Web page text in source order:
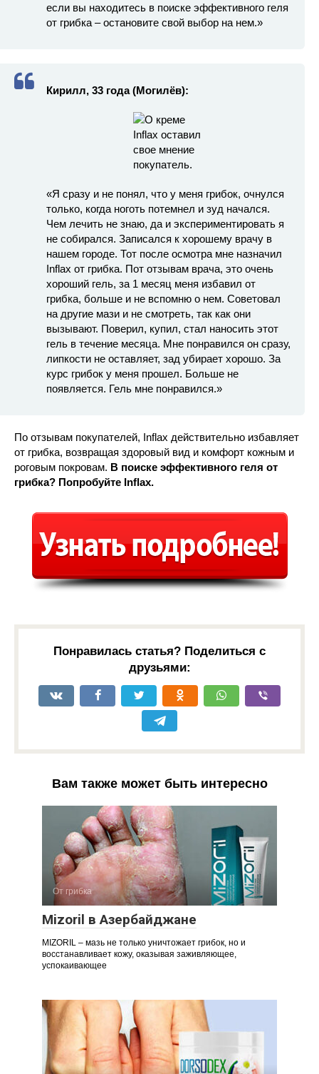
если вы находитесь в поиске эффективного геля
от грибка – остановите свой выбор на нем.»
Кирилл, 33 года (Могилёв):
«Я сразу и не понял, что у меня грибок, очнулся
только, когда ноготь потемнел и зуд начался.
Чем лечить не знаю, да и экспериментировать я
не собирался. Записался к хорошему врачу в
нашем городе. Тот после осмотра мне назначил
Inflax от грибка. Пот отзывам врача, это очень
хороший гель, за 1 месяц меня избавил от
грибка, больше и не вспомню о нем. Советовал
на другие мази и не смотреть, так как они
вызывают. Поверил, купил, стал наносить этот
гель в течение месяца. Мне понравился он сразу,
липкости не оставляет, зад убирает хорошо. За
курс грибок у меня прошел. Больше не
появляется. Гель мне понравился.»
По отзывам покупателей, Inflax действительно избавляет
от грибка, возвращая здоровый вид и комфорт кожным и
роговым покровам. В поиске эффективного геля от
грибка? Попробуйте Inflax.
Понравилась статья? Поделиться с
друзьями:
Вам также может быть интересно
От грибка
Mizoril в Азербайджане
MIZORIL – мазь не только уничтожает грибок, но и
восстанавливает кожу, оказывая заживляющее,
успокаивающее